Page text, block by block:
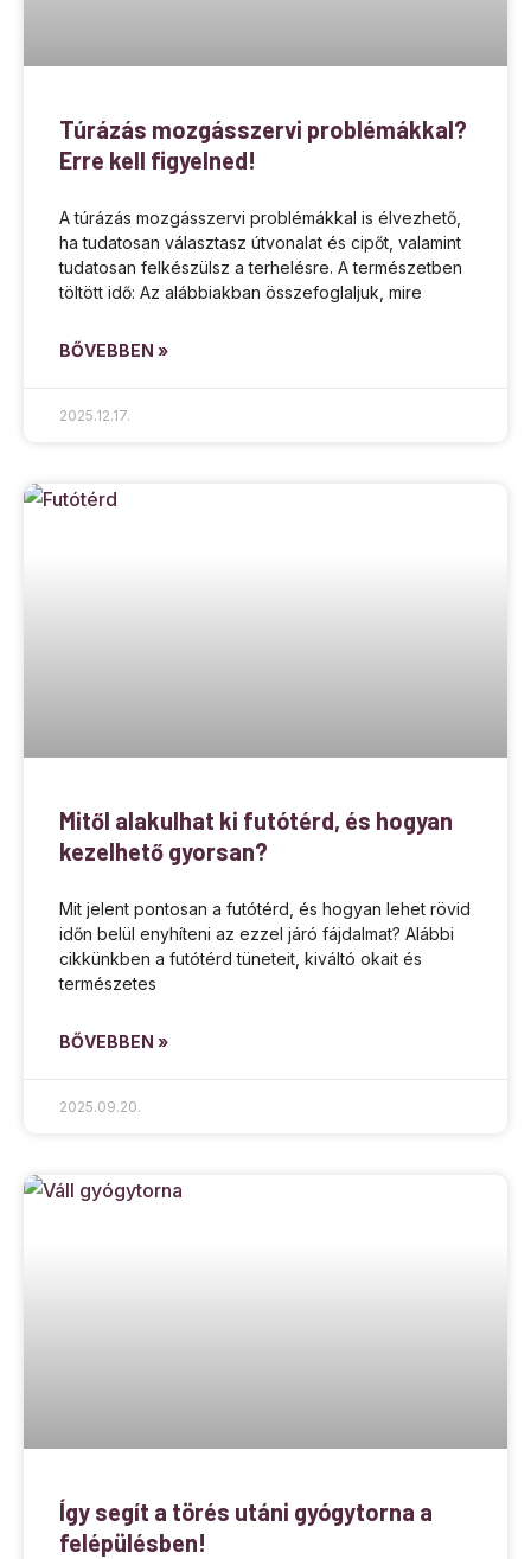
Túrázás mozgásszervi problémákkal?
Erre kell figyelned!
A túrázás mozgásszervi problémákkal is élvezhető,
ha tudatosan választasz útvonalat és cipőt, valamint
tudatosan felkészülsz a terhelésre. A természetben
töltött idő: Az alábbiakban összefoglaljuk, mire
BŐVEBBEN »
2025.12.17.
Mitől alakulhat ki futótérd, és hogyan
kezelhető gyorsan?
Mit jelent pontosan a futótérd, és hogyan lehet rövid
időn belül enyhíteni az ezzel járó fájdalmat? Alábbi
cikkünkben a futótérd tüneteit, kiváltó okait és
természetes
BŐVEBBEN »
2025.09.20.
Így segít a törés utáni gyógytorna a
felépülésben!